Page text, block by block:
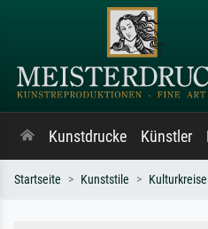
Kunstdrucke Künstler
Startseite Kunststile Kulturkreise